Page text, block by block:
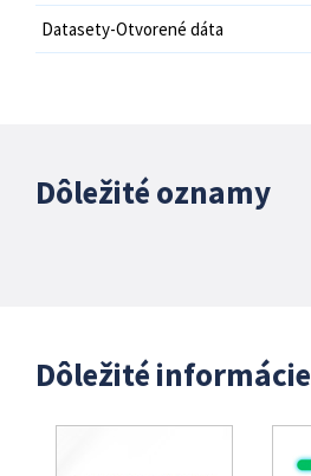
Datasety-Otvorené dáta
Dôležité oznamy
Dôležité informácie